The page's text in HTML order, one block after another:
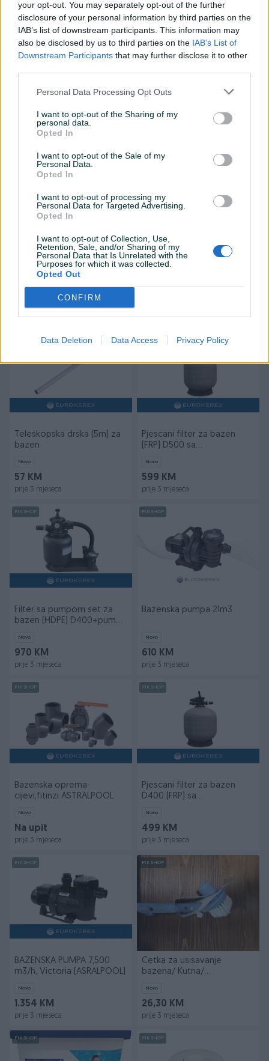
your opt-out. You may separately opt-out of the further
disclosure of your personal information by third parties on the
IAB’s list of downstream participants. This information may
also be disclosed by us to third parties on the IAB’s List of
Downstream Participants that may further disclose it to other
Personal Data Processing Opt Outs
I want to opt-out of the Sharing of my
personal data.
Opted In
I want to opt-out of the Sale of my
Personal Data.
Opted In
I want to opt-out of processing my
Personal Data for Targeted Advertising.
Opted In
I want to opt-out of Collection, Use,
Retention, Sale, and/or Sharing of my
Personal Data that Is Unrelated with the
Purposes for which it was collected.
Opted Out
CONFIRM
Data Deletion Data Access Privacy Policy
(HDPE) D500 sa
530 KM
prije 3 mjeseca
CEPEX (bazenska oprema)
Pjescani filter za bazen
(HDPE) D400 sa
sestopozicionim ventilom
Novo
PIK SHOP
Bazenska pumpa 11,7m3
Novo
Teleskopska drska (5m) za
bazen
Novo
57 KM
prije 3 mjeseca
Pjescani filter za bazen
(FRP) D500 sa
Novo
599 KM
prije 3 mjeseca
PIK SHOP
Filter sa pumpom set za
bazen (HDPE) D400+pumpa
Novo
970 KM
prije 3 mjeseca
PIK SHOP
Bazenska pumpa 21m3
Novo
610 KM
prije 3 mjeseca
PIK SHOP
Bazenska oprema-
cijevi,fitinzi ASTRALPOOL
Novo
Na upit
prije 3 mjeseca
PIK SHOP
Pjescani filter za bazen
D400 (FRP) sa
Novo
499 KM
prije 3 mjeseca
PIK SHOP
BAZENSKA PUMPA 7,500
m3/h, Victoria (ASRALPOOL)
Novo
1.354 KM
prije 3 mjeseca
PIK SHOP
Četka za usisavanje
bazena/ Kutna/
Novo
26,30 KM
prije 3 mjeseca
PIK SHOP PIK SHOP